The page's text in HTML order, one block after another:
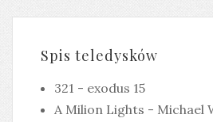
Spis teledysków
321 - exodus 15
A Milion Lights - Michael